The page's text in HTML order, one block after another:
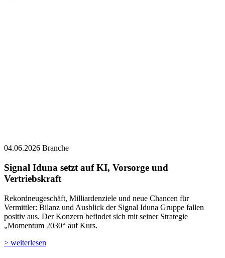
04.06.2026 Branche
Signal Iduna setzt auf KI, Vorsorge und
Vertriebskraft
Rekordneugeschäft, Milliardenziele und neue Chancen für
Vermittler: Bilanz und Ausblick der Signal Iduna Gruppe fallen
positiv aus. Der Konzern befindet sich mit seiner Strategie
„Momentum 2030“ auf Kurs.
> weiterlesen